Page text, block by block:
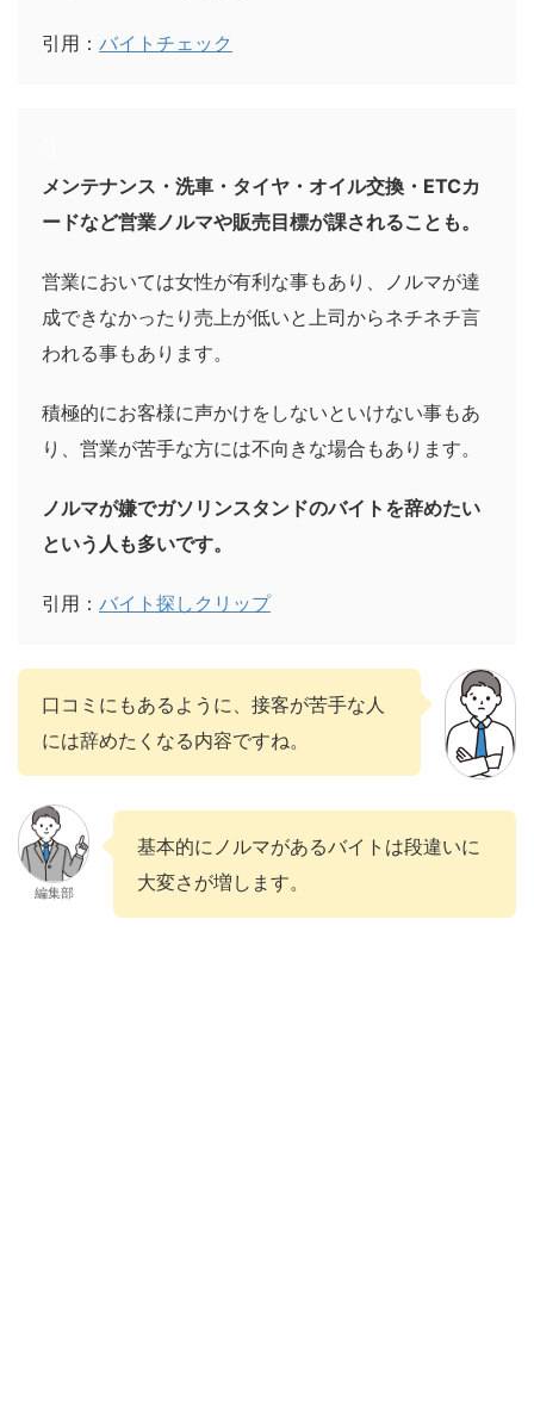
引用： バイトチェック
メンテナンス・洗車・タイヤ・オイル交換・ETCカ
ードなど営業ノルマや販売目標が課されることも。
営業においては女性が有利な事もあり、ノルマが達
成できなかったり売上が低いと上司からネチネチ言
われる事もあります。
積極的にお客様に声かけをしないといけない事もあ
り、営業が苦手な方には不向きな場合もあります。
ノルマが嫌でガソリンスタンドのバイトを辞めたい
という人も多いです。
引用： バイト探しクリップ
口コミにもあるように、接客が苦手な人
には辞めたくなる内容ですね。
編集部
基本的にノルマがあるバイトは段違いに
大変さが増します。